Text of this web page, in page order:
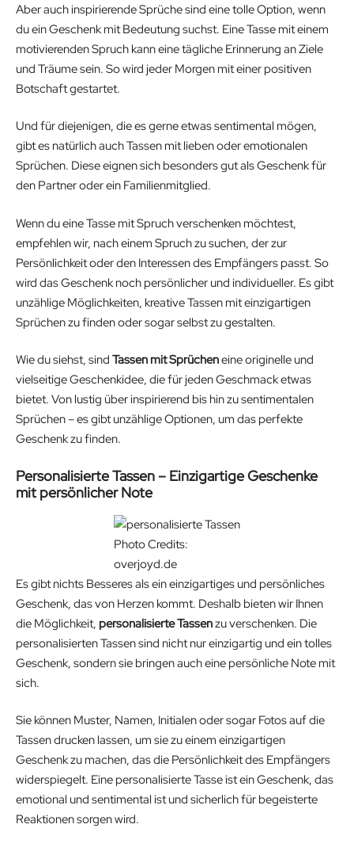
Aber auch inspirierende Sprüche sind eine tolle Option, wenn
du ein Geschenk mit Bedeutung suchst. Eine Tasse mit einem
motivierenden Spruch kann eine tägliche Erinnerung an Ziele
und Träume sein. So wird jeder Morgen mit einer positiven
Botschaft gestartet.
Und für diejenigen, die es gerne etwas sentimental mögen,
gibt es natürlich auch Tassen mit lieben oder emotionalen
Sprüchen. Diese eignen sich besonders gut als Geschenk für
den Partner oder ein Familienmitglied.
Wenn du eine Tasse mit Spruch verschenken möchtest,
empfehlen wir, nach einem Spruch zu suchen, der zur
Persönlichkeit oder den Interessen des Empfängers passt. So
wird das Geschenk noch persönlicher und individueller. Es gibt
unzählige Möglichkeiten, kreative Tassen mit einzigartigen
Sprüchen zu finden oder sogar selbst zu gestalten.
Wie du siehst, sind Tassen mit Sprücheneine originelle und
vielseitige Geschenkidee, die für jeden Geschmack etwas
bietet. Von lustig über inspirierend bis hin zu sentimentalen
Sprüchen – es gibt unzählige Optionen, um das perfekte
Geschenk zu finden.
Personalisierte Tassen – Einzigartige Geschenke
mit persönlicher Note
Photo Credits:
overjoyd.de
Es gibt nichts Besseres als ein einzigartiges und persönliches
Geschenk, das von Herzen kommt. Deshalb bieten wir Ihnen
die Möglichkeit, personalisierte Tassenzu verschenken. Die
personalisierten Tassen sind nicht nur einzigartig und ein tolles
Geschenk, sondern sie bringen auch eine persönliche Note mit
sich.
Sie können Muster, Namen, Initialen oder sogar Fotos auf die
Tassen drucken lassen, um sie zu einem einzigartigen
Geschenk zu machen, das die Persönlichkeit des Empfängers
widerspiegelt. Eine personalisierte Tasse ist ein Geschenk, das
emotional und sentimental ist und sicherlich für begeisterte
Reaktionen sorgen wird.